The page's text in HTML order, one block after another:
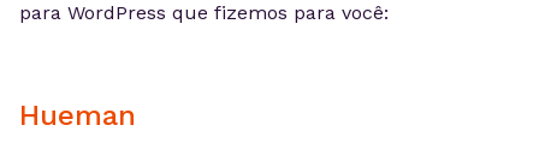
para WordPress que fizemos para você:
Hueman